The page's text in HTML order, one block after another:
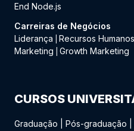
End Node.js
Carreiras de Negócios
Liderança
Recursos
Marketing
Growth Marketing
CURSOS
Graduação Pós-graduação